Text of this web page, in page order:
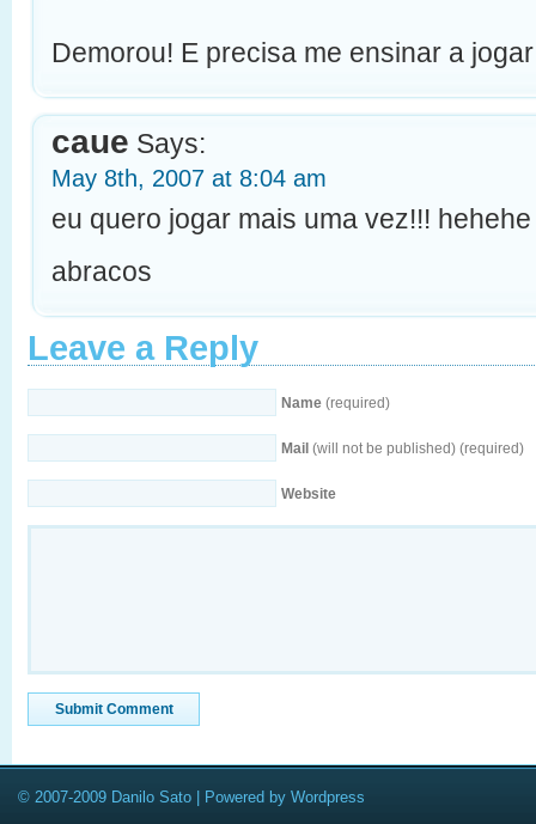
Demorou! E precisa me ensinar a
caue Says:
May 8th, 2007 at 8:04 am
eu quero jogar mais uma vez!!! hehehe
abracos
Leave a Reply
Name (required)
Mail (will not be published) (required)
Website
© 2007-2009 Danilo Sato | Powered by Wordpress